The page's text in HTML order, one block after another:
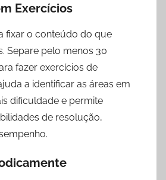
Exercícios
fixar o conteúdo do que
Separe pelo menos 30
fazer exercícios de
a identificar as áreas em
dificuldade e permite
de resolução,